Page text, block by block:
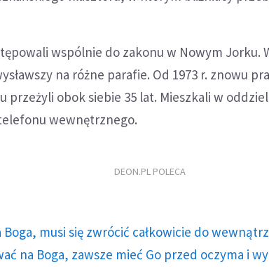
wspólnie do zakonu w Nowym Jorku.
na różne parafie. Od 1973 r. znowu
przeżyli obok siebie 35 lat. Mieszkali w
wewnętrznego.
DEON.PL POLECA
Boga, musi się zwrócić całkowicie do
na Boga, zawsze mieć Go przed oczyma i